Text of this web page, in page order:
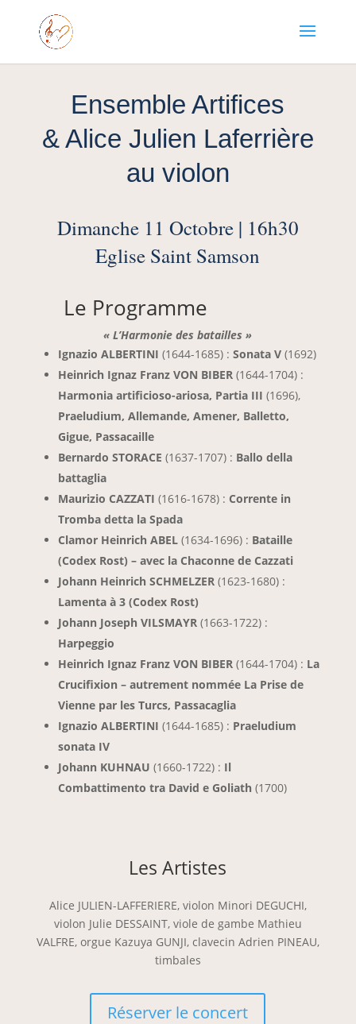
Ensemble Artifices
& Alice Julien Laferrière
au violon
Dimanche 11 Octobre | 16h30
Eglise Saint Samson
Le Programme
« L’Harmonie des batailles »
Ignazio ALBERTINI (1644-1685) : Sonata V(1692)
Heinrich Ignaz Franz VON BIBER(1644-1704) :
Harmonia artificioso-ariosa, Partia III (1696),
Praeludium, Allemande, Amener, Balletto,
Gigue, Passacaille
Bernardo STORACE (1637-1707) : Ballo della
battaglia
Maurizio CAZZATI (1616-1678) : Corrente in
Tromba detta la Spada
Clamor Heinrich ABEL(1634-1696) : Bataille
(Codex Rost) – avec la Chaconne de Cazzati
Johann Heinrich SCHMELZER(1623-1680) :
Lamenta à 3 (Codex Rost)
Johann Joseph VILSMAYR(1663-1722) :
Harpeggio
Heinrich Ignaz Franz VON BIBER(1644-1704) : La
Crucifixion – autrement nommée La Prise de
Vienne par les Turcs, Passacaglia
Ignazio ALBERTINI (1644-1685) : Praeludium
sonata IV
Johann KUHNAU (1660-1722) : Il
Combattimento tra David e Goliath (1700)
Les Artistes
Alice JULIEN-LAFFERIERE, violon Minori DEGUCHI,
violon Julie DESSAINT, viole de gambe Mathieu
VALFRE, orgue Kazuya GUNJI, clavecin Adrien PINEAU,
timbales
Réserver le concert